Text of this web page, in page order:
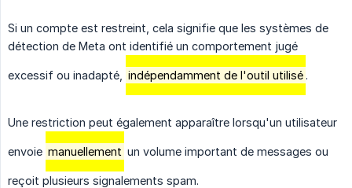
Si un compte est restreint, cela signifie que les systèmes de
détection de Meta ont identifié un comportement jugé
excessif ou inadapté, indépendamment de l'outil utilisé .
Une restriction peut également apparaître lorsqu'un utilisateur
envoie manuellement un volume important de messages ou
reçoit plusieurs signalements spam.